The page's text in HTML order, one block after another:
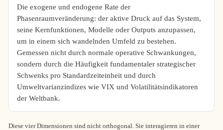
Die exogene und endogene Rate der
Phasenraumveränderung: der aktive Druck auf das System,
seine Kernfunktionen, Modelle oder Outputs anzupassen,
um in einem sich wandelnden Umfeld zu bestehen.
Gemessen nicht durch normale operative Schwankungen,
sondern durch die Häufigkeit fundamentaler strategischer
Schwenks pro Standardzeiteinheit und durch
Umweltvarianzindizes wie VIX und Volatilitätsindikatoren
der Weltbank.
Diese vier Dimensionen sind nicht orthogonal. Sie interagieren in einer